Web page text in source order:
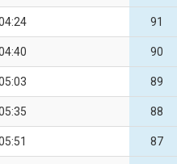
91
90
89
88
87